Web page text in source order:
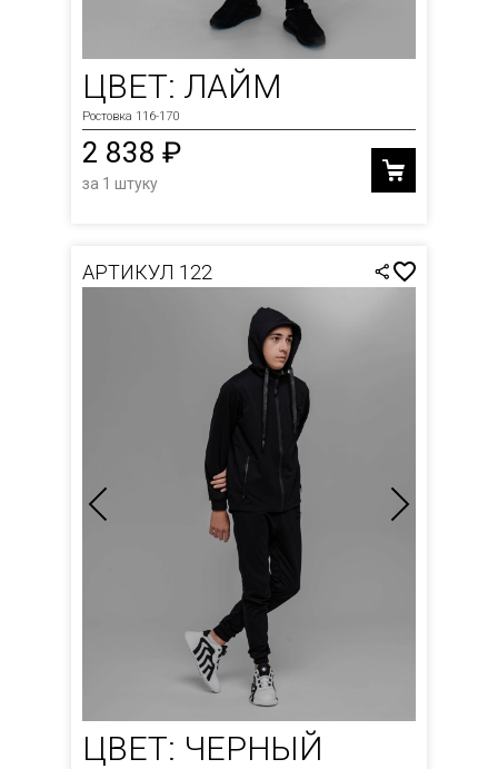
ЦВЕТ: ЛАЙМ
Ростовка 116-170
2 838 ₽
за 1 штуку
АРТИКУЛ 122
ЦВЕТ: ЧЕРНЫЙ